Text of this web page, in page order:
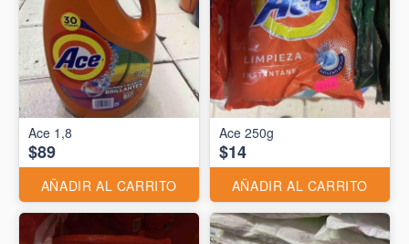
Ace 1,8
$89
AÑADIR AL CARRITO
Ace 250g
$14
AÑADIR AL CARRITO